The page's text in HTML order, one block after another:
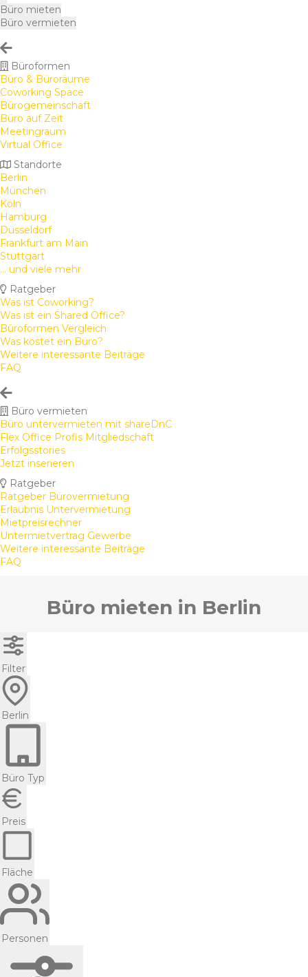
Büro mieten
Büro vermieten
Büroformen
Büro & Büroräume
Coworking Space
Bürogemeinschaft
Büro auf Zeit
Meetingraum
Virtual Office
Standorte
Berlin
München
Köln
Hamburg
Düsseldorf
Frankfurt am Main
Stuttgart
... und viele mehr
Ratgeber
Was ist Coworking?
Was ist ein Shared Office?
Büroformen Vergleich
Was kostet ein Büro?
Weitere interessante Beiträge
FAQ
Büro vermieten
Büro untervermieten mit shareDnC
Flex Office Profis Mitgliedschaft
Erfolgsstories
Jetzt inserieren
Ratgeber
Ratgeber Bürovermietung
Erlaubnis Untervermietung
Mietpreisrechner
Untermietvertrag Gewerbe
Weitere interessante Beiträge
FAQ
Büro mieten in Berlin
Filter
Berlin
Büro Typ
Preis
Fläche
Personen